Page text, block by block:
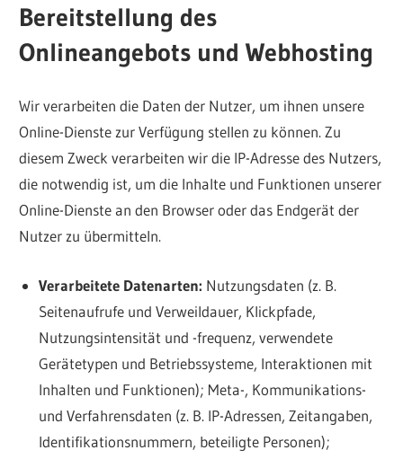
Bereitstellung des
Onlineangebots und Webhosting
Wir verarbeiten die Daten der Nutzer, um ihnen unsere
Online-Dienste zur Verfügung stellen zu können. Zu
diesem Zweck verarbeiten wir die IP-Adresse des Nutzers,
die notwendig ist, um die Inhalte und Funktionen unserer
Online-Dienste an den Browser oder das Endgerät der
Nutzer zu übermitteln.
Verarbeitete Datenarten: Nutzungsdaten (z. B.
Seitenaufrufe und Verweildauer, Klickpfade,
Nutzungsintensität und -frequenz, verwendete
Gerätetypen und Betriebssysteme, Interaktionen mit
Inhalten und Funktionen); Meta-, Kommunikations-
und Verfahrensdaten (z. B. IP-Adressen, Zeitangaben,
Identifikationsnummern, beteiligte Personen);